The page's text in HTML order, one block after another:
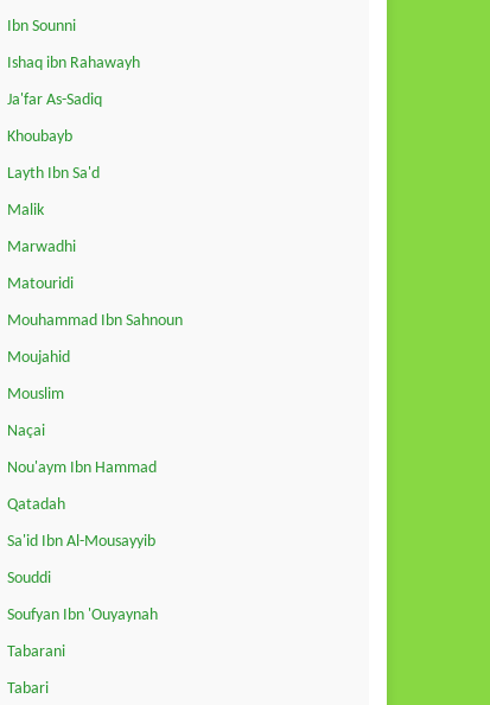
Ibn Sounni
Ishaq ibn Rahawayh
Ja'far As-Sadiq
Khoubayb
Layth Ibn Sa'd
Malik
Marwadhi
Matouridi
Mouhammad Ibn Sahnoun
Moujahid
Mouslim
Naçai
Nou'aym Ibn Hammad
Qatadah
Sa'id Ibn Al-Mousayyib
Souddi
Soufyan Ibn 'Ouyaynah
Tabarani
Tabari